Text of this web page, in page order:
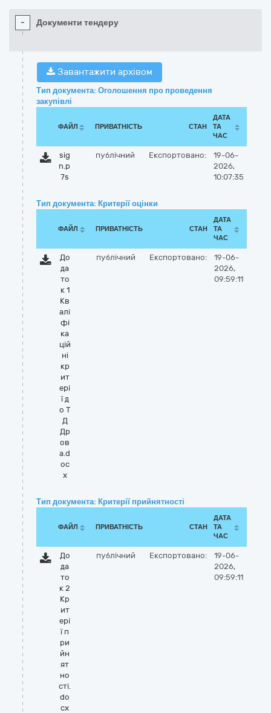
- Документи тендеру
Завантажити архівом
Тип документа: Оголошення про проведення
закупівлі
ФАЙЛ ПРИВАТНІСТЬ СТАН
ДАТА
ТА
ЧАС
sig
n.p
7s
публічний Експортовано:
19-06-
2026,
10:07:35
Тип документа: Критерії оцінки
ФАЙЛ ПРИВАТНІСТЬ СТАН
ДАТА
ТА
ЧАС
До
да
то
к 1
Кв
алі
фі
ка
цій
ні
кр
ит
ері
ї д
о Т
Д
Др
ов
а.d
oc
x
публічний Експортовано:
19-06-
2026,
09:59:11
Тип документа: Критерії прийнятності
ФАЙЛ ПРИВАТНІСТЬ СТАН
ДАТА
ТА
ЧАС
До
да
то
к 2
Кр
ит
ері
ї п
ри
йн
ят
но
сті.
do
cx
публічний Експортовано:
19-06-
2026,
09:59:11